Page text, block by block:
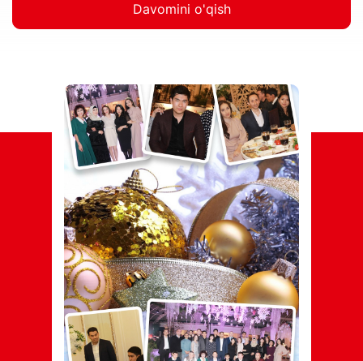
Davomini o'qish